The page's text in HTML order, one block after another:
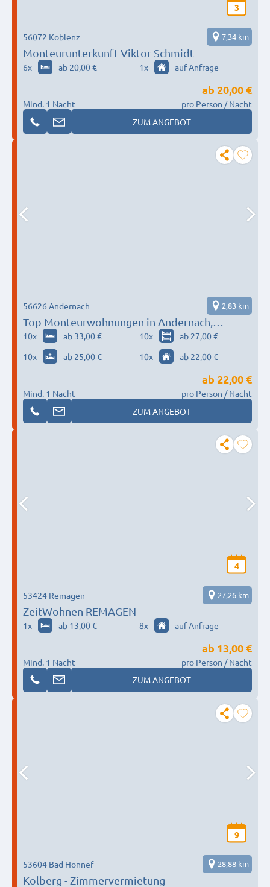
3
Monteurunterkunft Viktor Schmidt
56072 Koblenz 7,34 km
6x ab 20,00 € 1x auf Anfrage
Mind. 1 Nacht
ab 20,00 €
pro Person / Nacht
ZUM ANGEBOT
Top Monteurwohnungen in Andernach,
Neuwied, Koblenz
56626 Andernach 2,83 km
10x ab 33,00 € 10x
ab 27,00 €
10x ab 25,00 € 10x ab 22,00 €
Mind. 1 Nacht
ab 22,00 €
pro Person / Nacht
ZUM ANGEBOT
4
ZeitWohnen REMAGEN
53424 Remagen 27,26 km
1x ab 13,00 € 8x auf Anfrage
Mind. 1 Nacht
ab 13,00 €
pro Person / Nacht
ZUM ANGEBOT
9
Kolberg - Zimmervermietung
53604 Bad Honnef 28,88 km